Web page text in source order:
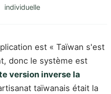
individuelle
est « Taïwan s'est
donc le système est
version inverse la
taïwanais était la